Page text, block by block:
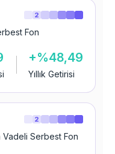
Fon
+%48,49
Yıllık Getirisi
2
Vadeli Serbest Fon
2